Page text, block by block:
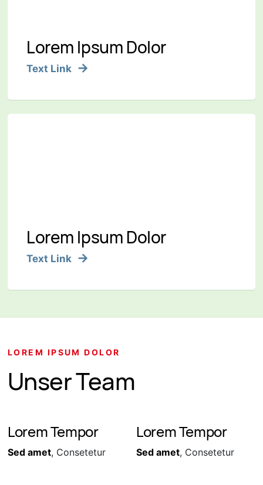
Lorem Ipsum Dolor
Text Link
Lorem Ipsum Dolor
Text Link
LOREM IPSUM DOLOR
Unser Team
Lorem Tempor
Sed amet, Consetetur
Lorem Tempor
Sed amet, Consetetur